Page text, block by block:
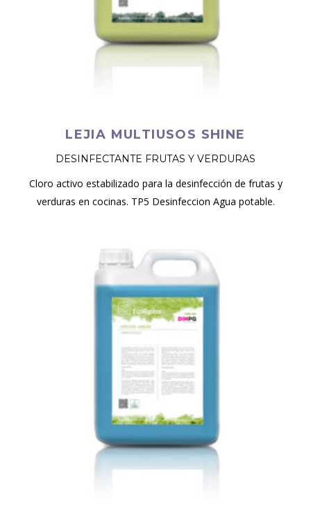
LEJIA MULTIUSOS SHINE
DESINFECTANTE FRUTAS Y VERDURAS
Cloro activo estabilizado para la desinfección de frutas y
verduras en cocinas. TP5 Desinfeccion Agua potable.